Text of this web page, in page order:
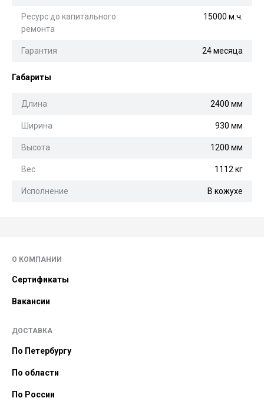
Ресурс до капитального
ремонта
15000 м.ч.
Гарантия 24 месяца
Габариты
Длина 2400 мм
Ширина 930 мм
Высота 1200 мм
Вес 1112 кг
Исполнение В кожухе
О КОМПАНИИ
Сертификаты
Вакансии
ДОСТАВКА
По Петербургу
По области
По России